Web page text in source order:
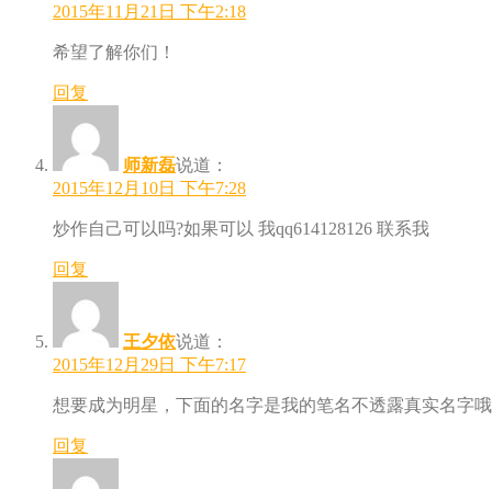
2015年11月21日 下午2:18
希望了解你们！
回复
师新磊说道：
2015年12月10日 下午7:28
炒作自己可以吗?如果可以 我qq614128126 联系我
回复
王夕依说道：
2015年12月29日 下午7:17
想要成为明星，下面的名字是我的笔名不透露真实名字哦
回复